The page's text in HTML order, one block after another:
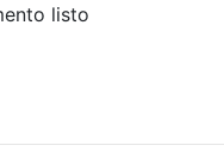
listo